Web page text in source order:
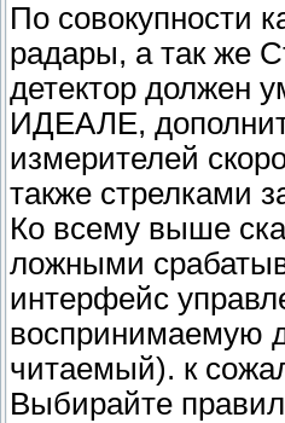
По совокупности
радары, а так же
детектор должен
ИДЕАЛЕ,
измерителей
также стрелками
Ко всему выше
ложными
интерфейс
воспринимаемую
читаемый). к
Выбирайте